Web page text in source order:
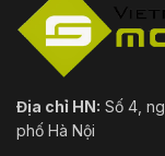
Địa chỉ HN: Số 4,
phố Hà Nội